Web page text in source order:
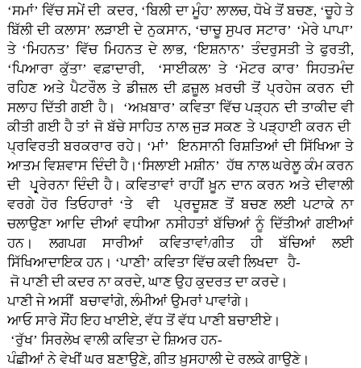
‘ਸਮਾਂ’ ਵਿੱਚ ਸਮੇਂ ਦੀ ਕਦਰ, ‘ਬਿਲੀ ਦਾ ਮੂੰਹ’ ਲਾਲਚ, ਧੋਖੇ ਤੋਂ ਬਚਣ, ‘ਚੂਹੇ ਤੇ
ਬਿੱਲੀ ਦੀ ਕਲਾਸ’ ਲੜਾਈ ਦੇ ਨੁਕਸਾਨ, ‘ਚਾਚੂ ਸੁਪਰ ਸਟਾਰ’ ‘ਮੇਰੇ ਪਾਪਾ’
ਤੇ ‘ਮਿਹਨਤ’ ਵਿੱਚ ਮਿਹਨਤ ਦੇ ਲਾਭ, ‘ਇਸ਼ਨਾਨ’ ਤੰਦਰੁਸਤੀ ਤੇ ਫੁਰਤੀ,
‘ਪਿਆਰਾ ਕੁੱਤਾ’ ਵਫ਼ਾਦਾਰੀ, ‘ਸਾਈਕਲ’ ਤੇ ‘ਮੋਟਰ ਕਾਰ’ ਸਿਹਤਮੰਦ
ਰਹਿਣ ਅਤੇ ਪੈਟਰੌਲ ਤੇ ਡੀਜ਼ਲ ਦੀ ਫ਼ਜ਼ੂਲ ਖ਼ਰਚੀ ਤੋਂ ਪ੍ਰਹੇਜ ਕਰਨ ਦੀ
ਸਲਾਹ ਦਿੱਤੀ ਗਈ ਹੈ। ‘ਅਖ਼ਬਾਰ’ ਕਵਿਤਾ ਵਿੱਚ ਪੜ੍ਹਨ ਦੀ ਤਾਕੀਦ ਵੀ
ਕੀਤੀ ਗਈ ਹੈ ਤਾਂ ਜੋ ਬੱਚੇ ਸਾਹਿਤ ਨਾਲ ਜੁੜ ਸਕਣ ਤੇ ਪੜ੍ਹਾਈ ਕਰਨ ਦੀ
ਪ੍ਰਵਿਰਤੀ ਬਰਕਰਾਰ ਰਹੇ। ‘ਮਾਂ’ ਇਨਸਾਨੀ ਰਿਸ਼ਤਿਆਂ ਦੀ ਸਿੱਖਿਆ ਤੇ
ਆਤਮ ਵਿਸ਼ਵਾਸ ਦਿੰਦੀ ਹੈ।‘ਸਿਲਾਈ ਮਸ਼ੀਨ’ ਹੱਥ ਨਾਲ ਘਰੇਲੂ ਕੰਮ ਕਰਨ
ਦੀ ਪ੍ਰ੍ਰੇਰਨਾ ਦਿੰਦੀ ਹੈ। ਕਵਿਤਾਵਾਂ ਰਾਹੀਂ ਖ਼ੂਨ ਦਾਨ ਕਰਨ ਅਤੇ ਦੀਵਾਲੀ
ਵਰਗੇ ਹੋਰ ਤਿਓਹਾਰਾਂ ‘ਤੇ ਵੀ ਪ੍ਰਦੂਸ਼ਣ ਤੋਂ ਬਚਣ ਲਈ ਪਟਾਕੇ ਨਾ
ਚਲਾਉਣਾ ਆਦਿ ਦੀਆਂ ਵਧੀਆ ਨਸੀਹਤਾਂ ਬੱਚਿਆਂ ਨੂੰ ਦਿੱਤੀਆਂ ਗਈਆਂ
ਹਨ। ਲਗਪਗ ਸਾਰੀਆਂ ਕਵਿਤਾਵਾਂ/ਗੀਤ ਹੀ ਬੱਚਿਆਂ ਲਈ
ਸਿੱਖਿਆਦਾਇਕ ਹਨ। ‘ਪਾਣੀ’ ਕਵਿਤਾ ਵਿੱਚ ਕਵੀ ਲਿਖਦਾ ਹੈ-
ਜੋ ਪਾਣੀ ਦੀ ਕਦਰ ਨਾ ਕਰਦੇ, ਘਾਣ ਉਹ ਕੁਦਰਤ ਦਾ ਕਰਦੇ।
ਪਾਣੀ ਜੇ ਅਸੀਂ ਬਚਾਵਾਂਗੇ, ਲੰਮੀਆਂ ਉਮਰਾਂ ਪਾਵਾਂਗੇ।
ਆਓ ਸਾਰੇ ਸੌਂਹ ਇਹ ਖਾਈਏ, ਵੱਧ ਤੋਂ ਵੱਧ ਪਾਣੀ ਬਚਾਈਏ।
‘ਰੁੱਖ’ ਸਿਰਲੇਖ ਵਾਲੀ ਕਵਿਤਾ ਦੇ ਸ਼ਿਅਰ ਹਨ-
ਪੰਛੀਆਂ ਨੇ ਵੇਖੀਂ ਘਰ ਬਣਾਉਣੇ, ਗੀਤ ਖ਼ੁਸਹਾਲੀ ਦੇ ਰਲਕੇ ਗਾਉਣੇ।